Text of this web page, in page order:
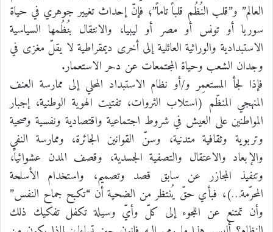
العالم” و”قلب النُظُم قلباً تاماً”؛ فإنّ إحداث تغيير جوهري في حياة
سوريا أو تونس أو مصر أو ليبيا، والانتقال بنُظُمها السياسية
الاستبدادية والوراثية العائلية إلى أخرى ديمقراطية لا يقلّ مغزى في
وجدان الشعب وحياة المجتمعات عن دحر الاستعمار.
فإذا لجأ المستعمِر و/أو نظام الاستبداد المحلي إلى ممارسة العنف
المنهجي المنظّم (استلاب الثروات، تفتيت الهوية الوطنية، إجبار
المواطنين على العيش في شروط اجتماعية واقتصادية ونفسية وصحية
وتربوية وثقافية متدنية، وسنّ القوانين الجائرة، وممارسة النفي
والإبعاد والاعتقال والتصفية الجسدية، وقصف المدن عشوائياً،
وتنفيذ المجازر عن سابق قصد وتصميم، واستخدام الأسلحة
المحرّمة…)، فبأي حقّ يُنتظر من الضحية أن “تكبح جماح النفس”
وأن تمتنع عن اللجوء إلى كلّ وأيّ وسيلة تكفل تفكيك ذلك